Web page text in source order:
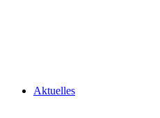
Aktuelles